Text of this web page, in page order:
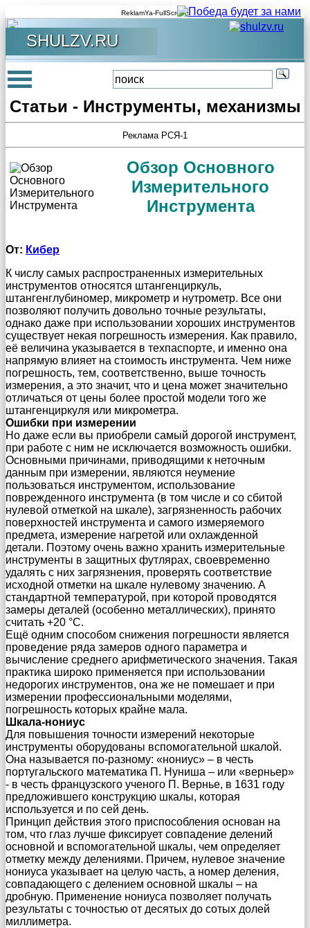
ReklamYa-FullScreen
SHULZV.RU
Статьи - Инструменты, механизмы
Реклама РСЯ-1
Обзор Основного
Измерительного
Инструмента
От: Кибер
К числу самых распространенных измерительных
инструментов относятся штангенциркуль,
штангенглубиномер, микрометр и нутрометр. Все они
позволяют получить довольно точные результаты,
однако даже при использовании хороших инструментов
существует некая погрешность измерения. Как правило,
её величина указывается в техпаспорте, и именно она
напрямую влияет на стоимость инструмента. Чем ниже
погрешность, тем, соответственно, выше точность
измерения, а это значит, что и цена может значительно
отличаться от цены более простой модели того же
штангенциркуля или микрометра.
Ошибки при измерении
Но даже если вы приобрели самый дорогой инструмент,
при работе с ним не исключается возможность ошибки.
Основными причинами, приводящими к неточным
данным при измерении, являются неумение
пользоваться инструментом, использование
поврежденного инструмента (в том числе и со сбитой
нулевой отметкой на шкале), загрязненность рабочих
поверхностей инструмента и самого измеряемого
предмета, измерение нагретой или охлажденной
детали. Поэтому очень важно хранить измерительные
инструменты в защитных футлярах, своевременно
удалять с них загрязнения, проверять соответствие
исходной отметки на шкале нулевому значению. А
стандартной температурой, при которой проводятся
замеры деталей (особенно металлических), принято
считать +20 °С.
Ещё одним способом снижения погрешности является
проведение ряда замеров одного параметра и
вычисление среднего арифметического значения. Такая
практика широко применяется при использовании
недорогих инструментов, она же не помешает и при
измерении профессиональными моделями,
погрешность которых крайне мала.
Шкала-нониус
Для повышения точности измерений некоторые
инструменты оборудованы вспомогательной шкалой.
Она называется по-разному: «нониус» – в честь
португальского математика П. Нуниша – или «верньер»
- в честь французского ученого П. Вернье, в 1631 году
предложившего конструкцию шкалы, которая
используется и по сей день.
Принцип действия этого приспособления основан на
том, что глаз лучше фиксирует совпадение делений
основной и вспомогательной шкалы, чем определяет
отметку между делениями. Причем, нулевое значение
нониуса указывает на целую часть, а номер деления,
совпадающего с делением основной шкалы – на
дробную. Применение нониуса позволяет получать
результаты с точностью от десятых до сотых долей
миллиметра.